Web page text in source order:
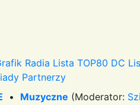
Radia Lista TOP80 DC
Partnerzy
• Muzyczne (Moderator: